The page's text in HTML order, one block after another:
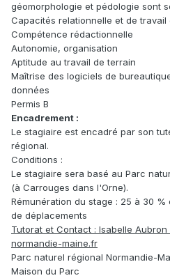
géomorphologie et pédologie sont
Capacités relationnelle et de travail
Compétence rédactionnelle
Autonomie, organisation
Aptitude au travail de terrain
Maîtrise des logiciels de
données
Permis B
Encadrement :
Le stagiaire est encadré par son
régional.
Conditions :
Le stagiaire sera basé au Parc
(à Carrouges dans l'Orne).
Rémunération du stage : 25 à 30
de déplacements
Tutorat et Contact : Isabelle
normandie-maine.fr
Parc naturel régional Normandie-
Maison du Parc